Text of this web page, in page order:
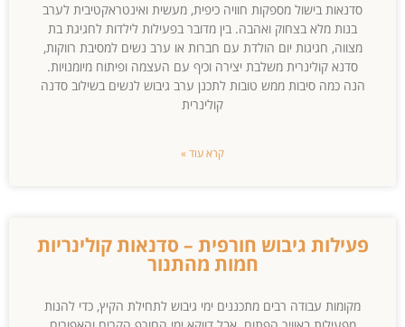
סדנאות בישול מספקות חוויה כיפית, מעשית ואינטראקטיבית לערב
בנות מלא בצחוק ואהבה. בין מדובר בפעילות לילדות לחגיגת בת
מצווה, חגיגות יום הולדת עם חברות או ערב נשים למסיבת רווקות,
סדנא קולינרית משלבת יצירה וכיף עם העצמה ופיתוח מיומנויות.
הנה כמה סיבות ממש טובות לתכנן ערב גיבוש לנשים בשילוב סדנה
קולינרית
קרא עוד »
פעילות גיבוש חורפית – סדנאות קולינריות
חמות מהתנור
מקומות עבודה רבים מתכננים ימי גיבוש לתחילת הקיץ, כדי להנות